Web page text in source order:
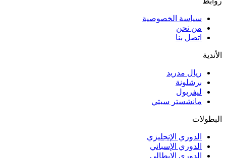
سياسة الخصوصية
من نحن
اتصل بنا
الأندية
ريال مدريد
برشلونة
ليفربول
مانشستر سيتي
البطولات
الدوري الإنجليزي
الدوري الإسباني
الدوري الإيطالي